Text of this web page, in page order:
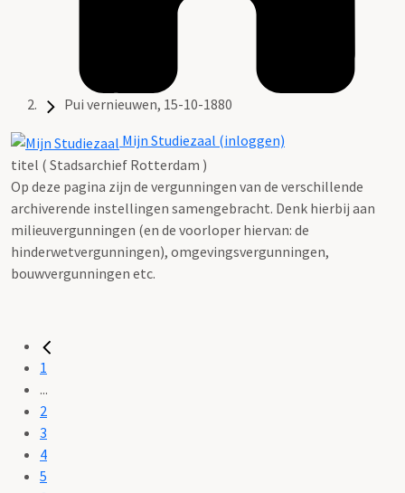
Pui vernieuwen, 15-10-1880
Mijn Studiezaal (inloggen)
titel ( Stadsarchief Rotterdam )
Op deze pagina zijn de vergunningen van de verschillende
archiverende instellingen samengebracht. Denk hierbij aan
milieuvergunningen (en de voorloper hiervan: de
hinderwetvergunningen), omgevingsvergunningen,
bouwvergunningen etc.
1
...
2
3
4
5